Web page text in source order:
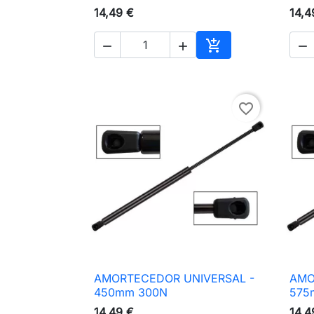
14,49 €
  
Adicionar ao

favorite_border
 Vista rápida
AMORTECEDOR UNIVERSAL -
450mm 300N